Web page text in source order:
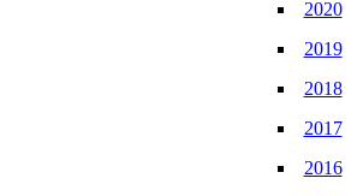
2020
2019
2018
2017
2016